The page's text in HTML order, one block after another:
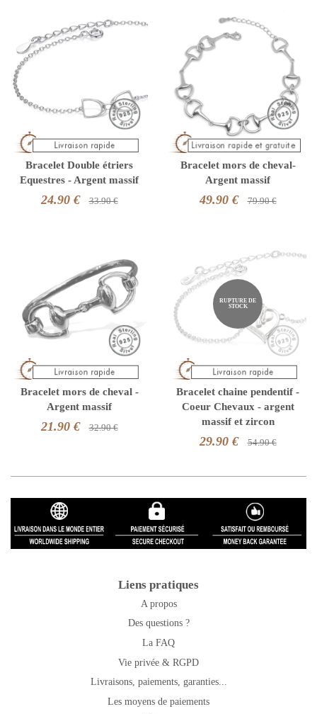
Bracelet Double étriers
Equestres - Argent massif
24.90 € 33.90 €
Bracelet mors de cheval-
Argent massif
49.90 € 79.90 €
Bracelet mors de cheval -
Argent massif
21.90 € 32.90 €
RUPTURE DE
STOCK
Bracelet chaine pendentif -
Coeur Chevaux - argent
massif et zircon
29.90 € 54.90 €
Liens pratiques
A propos
Des questions ?
La FAQ
Vie privée & RGPD
Livraisons, paiements, garanties...
Les moyens de paiements